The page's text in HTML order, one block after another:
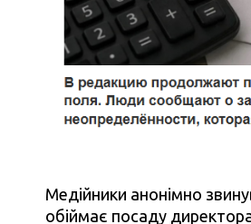
Медійники анонімно
обіймає посаду